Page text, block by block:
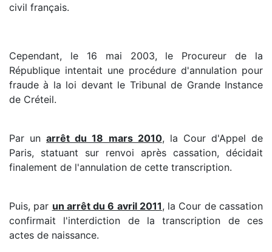
civil français.
Cependant, le 16 mai 2003, le Procureur de la
République intentait une procédure d'annulation pour
fraude à la loi devant le Tribunal de Grande Instance
de Créteil.
Par unarrêt du 18 mars 2010, la Cour d'Appel de
Paris, statuant sur renvoi après cassation, décidait
finalement de l'annulation de cette transcription.
Puis, par un arrêt du 6 avril 2011, la Cour de cassation
confirmait l'interdiction de la transcription de ces
actes de naissance.